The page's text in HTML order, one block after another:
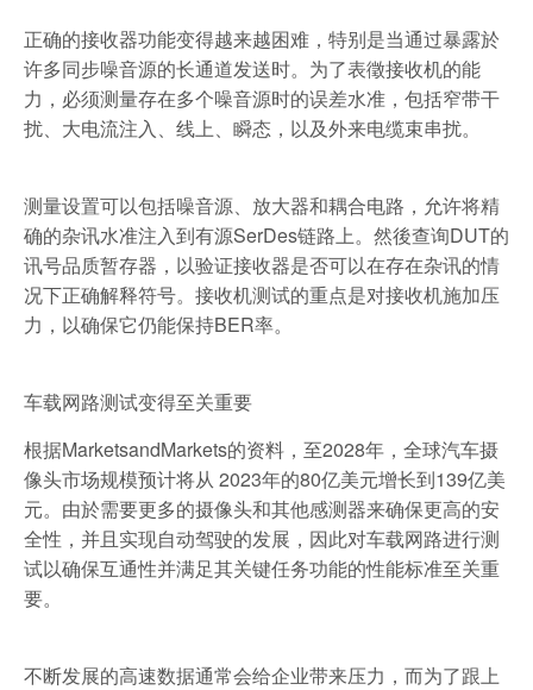
正确的接收器功能变得越来越困难，特别是当通过暴露於
许多同步噪音源的长通道发送时。为了表徵接收机的能
力，必须测量存在多个噪音源时的误差水准，包括窄带干
扰、大电流注入、线上、瞬态，以及外来电缆束串扰。
测量设置可以包括噪音源、放大器和耦合电路，允许将精
确的杂讯水准注入到有源SerDes链路上。然後查询DUT的
讯号品质暂存器，以验证接收器是否可以在存在杂讯的情
况下正确解释符号。接收机测试的重点是对接收机施加压
力，以确保它仍能保持BER率。
车载网路测试变得至关重要
根据MarketsandMarkets的资料，至2028年，全球汽车摄
像头市场规模预计将从 2023年的80亿美元增长到139亿美
元。由於需要更多的摄像头和其他感测器来确保更高的安
全性，并且实现自动驾驶的发展，因此对车载网路进行测
试以确保互通性并满足其关键任务功能的性能标准至关重
要。
不断发展的高速数据通常会给企业带来压力，而为了跟上